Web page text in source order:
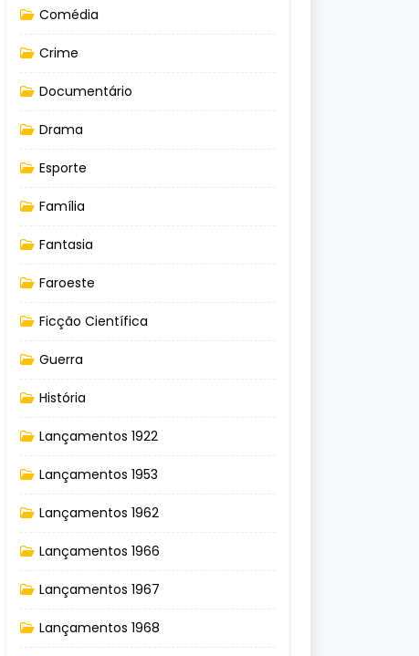
Comédia
Crime
Documentário
Drama
Esporte
Família
Fantasia
Faroeste
Ficção Científica
Guerra
História
Lançamentos 1922
Lançamentos 1953
Lançamentos 1962
Lançamentos 1966
Lançamentos 1967
Lançamentos 1968